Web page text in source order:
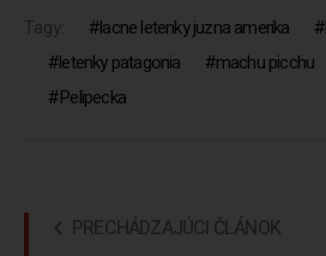
Tagy: lacne letenky juzna amerika
letenky patagonia
machu picchu
Pelipecka
PRECHÁDZAJÚCI ČLÁNOK